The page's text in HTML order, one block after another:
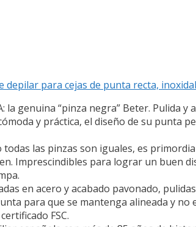
depilar para cejas de punta recta,
la genuina “pinza negra” Beter. Pulida
y práctica, el diseño de su
todas las pinzas son iguales, es
Imprescindibles para lograr un buen
en acero y acabado pavonado,
para que se mantenga alineada y
FSC.